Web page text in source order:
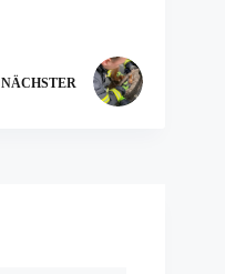
NÄCHSTER